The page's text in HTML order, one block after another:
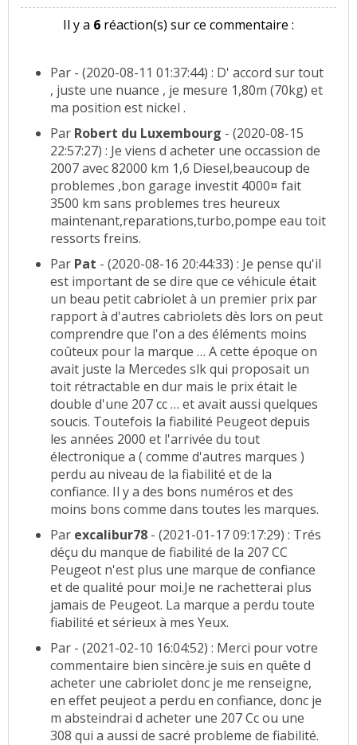
Il y a 6 réaction(s) sur ce commentaire :
Par - (2020-08-11 01:37:44) : D' accord sur tout
, juste une nuance , je mesure 1,80m (70kg) et
ma position est nickel .
Par Robert du Luxembourg - (2020-08-15
22:57:27) : Je viens d acheter une occassion de
2007 avec 82000 km 1,6 Diesel,beaucoup de
problemes ,bon garage investit 4000¤ fait
3500 km sans problemes tres heureux
maintenant,reparations,turbo,pompe eau toit
ressorts freins.
Par Pat - (2020-08-16 20:44:33) : Je pense qu'il
est important de se dire que ce véhicule était
un beau petit cabriolet à un premier prix par
rapport à d'autres cabriolets dès lors on peut
comprendre que l'on a des éléments moins
coûteux pour la marque … A cette époque on
avait juste la Mercedes slk qui proposait un
toit rétractable en dur mais le prix était le
double d'une 207 cc … et avait aussi quelques
soucis. Toutefois la fiabilité Peugeot depuis
les années 2000 et l'arrivée du tout
électronique a ( comme d'autres marques )
perdu au niveau de la fiabilité et de la
confiance. Il y a des bons numéros et des
moins bons comme dans toutes les marques.
Par excalibur78 - (2021-01-17 09:17:29) : Trés
déçu du manque de fiabilité de la 207 CC
Peugeot n'est plus une marque de confiance
et de qualité pour moi.Je ne rachetterai plus
jamais de Peugeot. La marque a perdu toute
fiabilité et sérieux à mes Yeux.
Par - (2021-02-10 16:04:52) : Merci pour votre
commentaire bien sincère.je suis en quête d
acheter une cabriolet donc je me renseigne,
en effet peujeot a perdu en confiance, donc je
m absteindrai d acheter une 207 Cc ou une
308 qui a aussi de sacré probleme de fiabilité.